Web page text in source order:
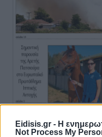
Eidisis.gr - Η
Not Process My